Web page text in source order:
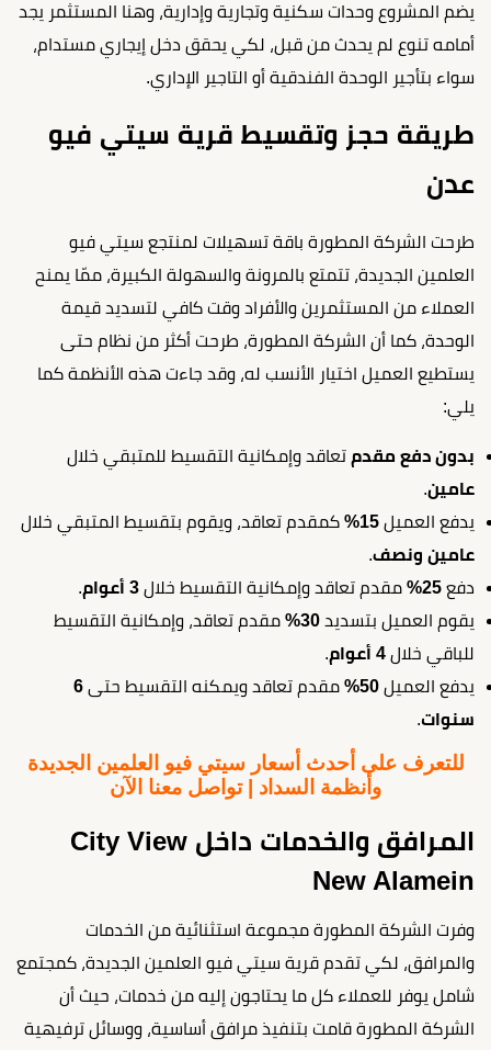
يضم المشروع وحدات سكنية وتجارية وإدارية، وهنا المستثمر يجد
أمامه تنوع لم يحدث من قبل، لكي يحقق دخل إيجاري مستدام،
سواء بتأجير الوحدة الفندقية أو التاجير الإداري.
طريقة حجز وتقسيط قرية سيتي فيو
عدن
طرحت الشركة المطورة باقة تسهيلات لمنتجع سيتي فيو
العلمين الجديدة، تتمتع بالمرونة والسهولة الكبيرة، ممّا يمنح
العملاء من المستثمرين والأفراد وقت كافي لتسديد قيمة
الوحدة، كما أن الشركة المطورة، طرحت أكثر من نظام حتى
يستطيع العميل اختيار الأنسب له، وقد جاءت هذه الأنظمة كما
يلي:
بدون دفع مقدم تعاقد وإمكانية التقسيط للمتبقي خلال
عامين.
يدفع العميل 15%
كمقدم تعاقد، ويقوم بتقسيط المتبقي خلال
عامين ونصف.
دفع 25% مقدم تعاقد وإمكانية التقسيط خلال 3 أعوام
.
يقوم العميل بتسديد 30%
مقدم تعاقد، وإمكانية التقسيط
للباقي خلال 4 أعوام
.
يدفع العميل 50% مقدم تعاقد ويمكنه التقسيط حتى 6
سنوات.
للتعرف على أحدث أسعار سيتي فيو العلمين الجديدة
وأنظمة السداد | تواصل معنا الآن
المرافق والخدمات داخل City View
New Alamein
وفرت الشركة المطورة مجموعة استثنائية من الخدمات
والمرافق، لكي تقدم قرية سيتي فيو العلمين الجديدة، كمجتمع
شامل يوفر للعملاء كل ما يحتاجون إليه من خدمات، حيث أن
الشركة المطورة قامت بتنفيذ مرافق أساسية، ووسائل ترفيهية